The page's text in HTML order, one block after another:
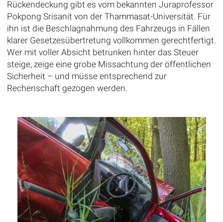
Rückendeckung gibt es vom bekannten Juraprofessor
Pokpong Srisanit von der Thammasat-Universität. Für
ihn ist die Beschlagnahmung des Fahrzeugs in Fällen
klarer Gesetzesübertretung vollkommen gerechtfertigt.
Wer mit voller Absicht betrunken hinter das Steuer
steige, zeige eine grobe Missachtung der öffentlichen
Sicherheit – und müsse entsprechend zur
Rechenschaft gezogen werden.